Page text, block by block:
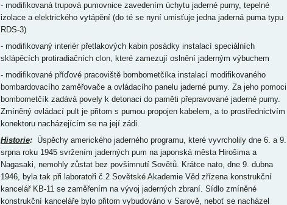
- modifikovaná trupová pumovnice zavedením úchytu jaderné pumy, tepelné
izolace a elektrického vytápění (do té se nyní umisťuje jedna jaderná puma typu
RDS-3)
- modifikovaný interiér přetlakových kabin posádky instalací speciálních
sklápěcích protiradiačních clon, které zamezují oslnění jaderným výbuchem
- modifikované příďové pracoviště bombometčíka instalací modifikovaného
bombardovacího zaměřovače a ovládacího panelu jaderné pumy. Za jeho pomoci
bombometčík zadává povely k detonaci do paměti přepravované jaderné pumy.
Zmíněný ovládací pult je přitom s pumou propojen kabelem, a to prostřednictvím
konektoru nacházejícím se na její zádi.
Historie:Úspěchy amerického jaderného programu, které vyvrcholily dne 6. a 9.
srpna roku 1945 svržením jaderných pum na japonská města Hirošima a
Nagasaki, nemohly zůstat bez povšimnutí Sovětů. Krátce nato, dne 9. dubna
1946, byla tak při laboratoři č.2 Sovětské Akademie Věd zřízena konstrukční
kancelář KB-11 se zaměřením na vývoj jaderných zbraní. Sídlo zmíněné
konstrukční kanceláře bylo přitom vybudováno v Sarově, neboť se nacházel